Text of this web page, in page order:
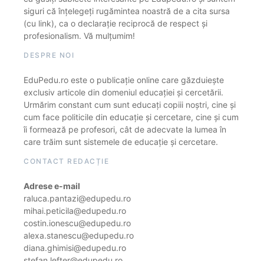
siguri că înțelegeți rugămintea noastră de a cita sursa
(cu link), ca o declarație reciprocă de respect și
profesionalism. Vă mulțumim!
DESPRE NOI
EduPedu.ro este o publicație online care găzduiește
exclusiv articole din domeniul educației și cercetării.
Urmărim constant cum sunt educați copiii noștri, cine și
cum face politicile din educație și cercetare, cine și cum
îi formează pe profesori, cât de adecvate la lumea în
care trăim sunt sistemele de educație și cercetare.
CONTACT REDACȚIE
Adrese e-mail
raluca.pantazi@edupedu.ro
mihai.peticila@edupedu.ro
costin.ionescu@edupedu.ro
alexa.stanescu@edupedu.ro
diana.ghimisi@edupedu.ro